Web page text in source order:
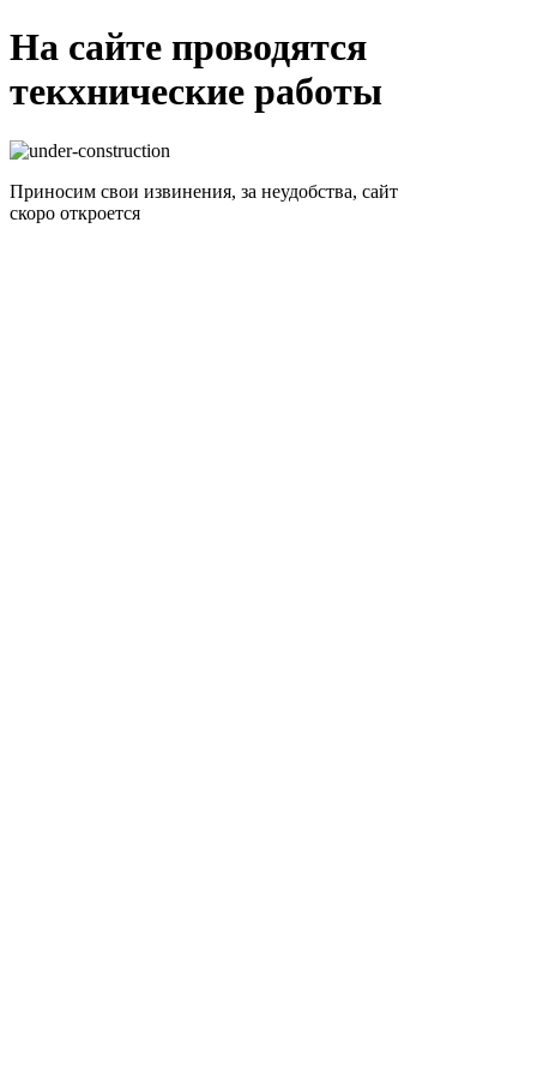
На сайте проводятся
текхнические работы
Приносим свои извинения, за неудобства, сайт
скоро откроется